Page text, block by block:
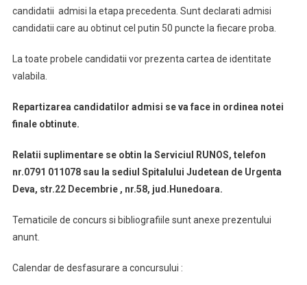
candidatii admisi la etapa precedenta. Sunt declarati admisi
candidatii care au obtinut cel putin 50 puncte la fiecare proba.
La toate probele candidatii vor prezenta cartea de identitate
valabila.
Repartizarea candidatilor admisi se va face in ordinea notei
finale obtinute.
Relatii suplimentare se obtin la Serviciul RUNOS, telefon
nr.0791 011078 sau la sediul Spitalului Judetean de Urgenta
Deva, str.22 Decembrie , nr.58, jud.Hunedoara.
Tematicile de concurs si bibliografiile sunt anexe prezentului
anunt.
Calendar de desfasurare a concursului :